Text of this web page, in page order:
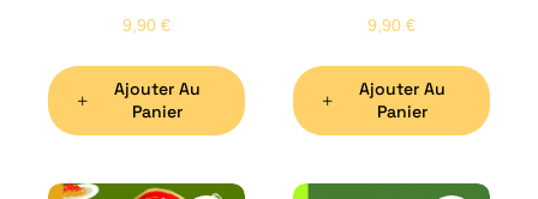
9,90 €
Ajouter Au
Panier
9,90 €
Ajouter Au
Panier